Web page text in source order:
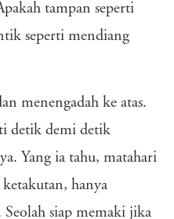
tampan seperti
seperti mendiang
menengadah ke atas.
detik demi detik
Yang ia tahu, matahari
hanya
siap memaki jika